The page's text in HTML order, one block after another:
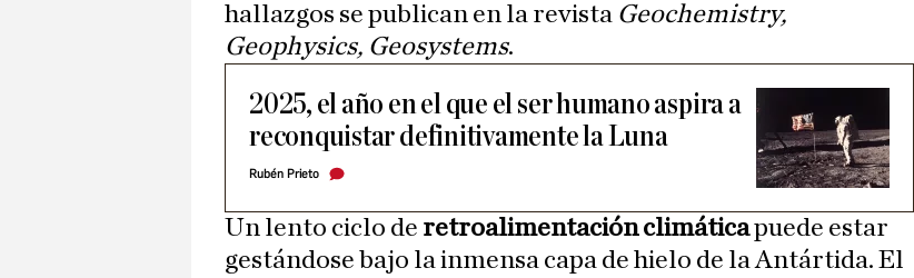
hallazgos se publican en la revista Geochemistry,
Geophysics, Geosystems.
2025, el año en el que el ser humano aspira a
reconquistar definitivamente la Luna
Rubén Prieto
Un lento ciclo de retroalimentación climáticapuede estar
gestándose bajo la inmensa capa de hielo de la Antártida. El